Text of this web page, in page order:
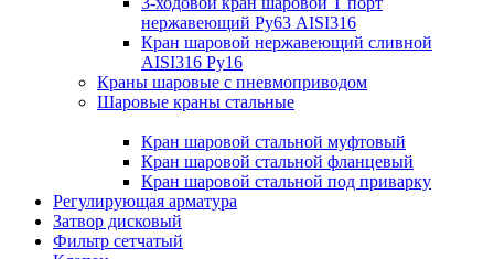
нержавеющий Ру63 AISI316
Кран шаровой нержавеющий сливной
AISI316 Ру16
Краны шаровые с пневмоприводом
Шаровые краны стальные
Кран шаровой стальной муфтовый
Кран шаровой стальной фланцевый
Кран шаровой стальной под приварку
Регулирующая арматура
Затвор дисковый
Фильтр сетчатый